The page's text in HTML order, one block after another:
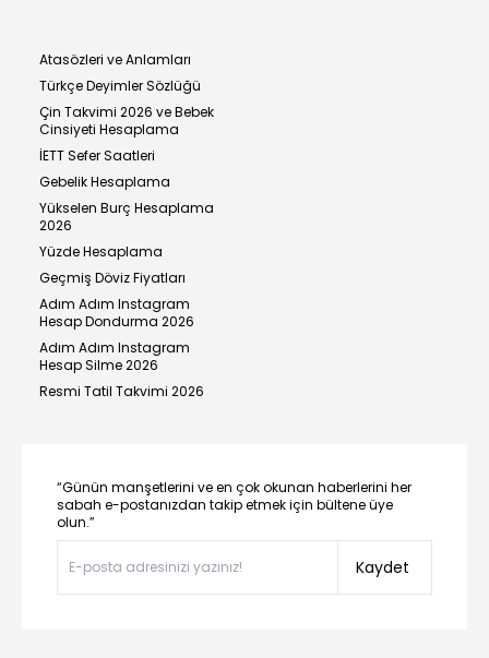
Atasözleri ve Anlamları
Türkçe Deyimler Sözlüğü
Çin Takvimi 2026 ve Bebek
Cinsiyeti Hesaplama
İETT Sefer Saatleri
Gebelik Hesaplama
Yükselen Burç Hesaplama
2026
Yüzde Hesaplama
Geçmiş Döviz Fiyatları
Adım Adım Instagram
Hesap Dondurma 2026
Adım Adım Instagram
Hesap Silme 2026
Resmi Tatil Takvimi 2026
“Günün manşetlerini ve en çok okunan haberlerini her
sabah e-postanızdan takip etmek için bültene üye
olun.”
Kaydet